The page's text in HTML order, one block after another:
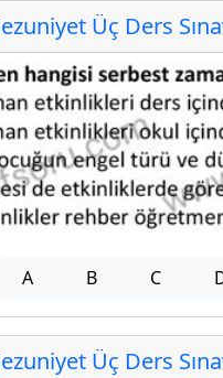
Üç Ders
A B C
Üç Ders